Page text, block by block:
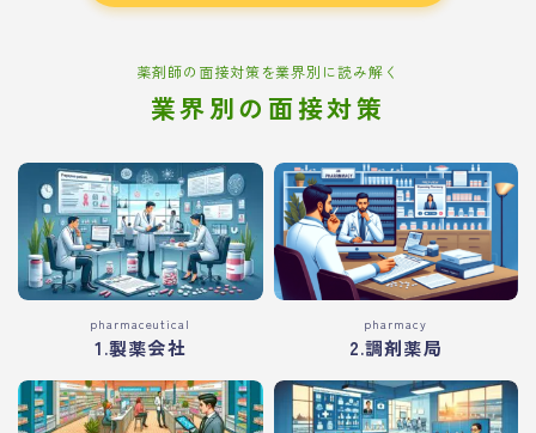
薬剤師の面接対策を業界別に読み解く
業界別の面接対策
pharmaceutical
1.製薬会社
pharmacy
2.調剤薬局